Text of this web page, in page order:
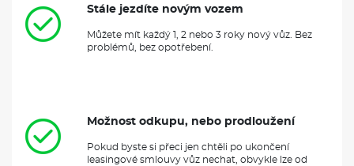
Stále jezdíte novým vozem
Můžete mít každý 1, 2 nebo 3 roky nový vůz. Bez
problémů, bez opotřebení.
Možnost odkupu, nebo prodloužení
Pokud byste si přeci jen chtěli po ukončení
leasingové smlouvy vůz nechat, obvykle lze od